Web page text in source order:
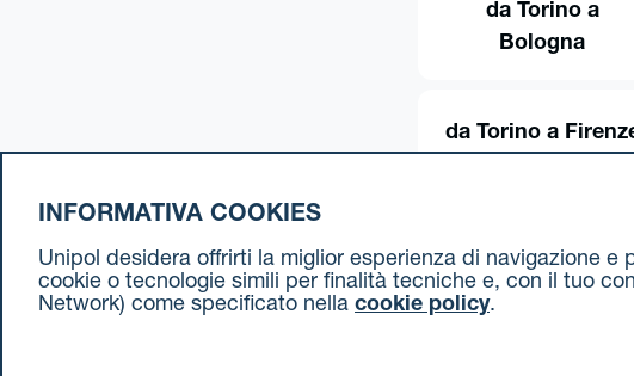
da Torino a
Bologna
da Torino a
INFORMATIVA COOKIES
Unipol desidera offrirti la miglior esperienza di navigazione
cookie o tecnologie simili per finalità tecniche e, con il tuo
Network) come specificato nella cookie policy.